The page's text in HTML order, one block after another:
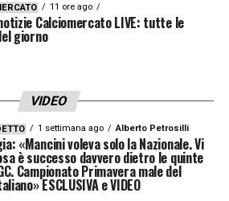
11 ore ago
Calciomercato LIVE: tutte le
giorno
VIDEO
1 settimana ago Alberto Petrosilli
«Mancini voleva solo la Nazionale. Vi
è successo davvero dietro le quinte
Campionato Primavera male del
ESCLUSIVA e VIDEO